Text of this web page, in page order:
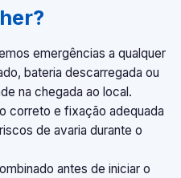
emergências a qualquer
bateria descarregada ou
na chegada ao local.
correto e fixação adequada
de avaria durante o
antes de iniciar o